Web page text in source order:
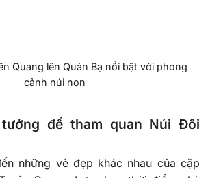
Quang lên Quản Bạ nổi bật với phong
cảnh núi non
để tham quan Núi Đôi
những vẻ đẹp khác nhau của cặp